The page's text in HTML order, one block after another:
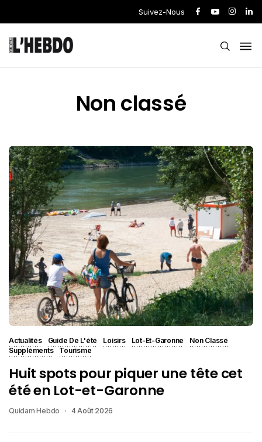
Suivez-Nous
Non classé
Actualités Guide De L'été Loisirs Lot-Et-Garonne
Non Classé
Suppléments
Tourisme
Huit spots pour piquer une tête cet
été en Lot-et-Garonne
Quidam Hebdo 4 Août 2026